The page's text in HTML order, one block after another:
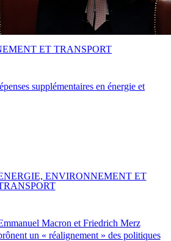
supplémentaires en énergie et
ET TRANSPORT
Macron et Friedrich Merz
un « réalignement » des politiques
ENVIRONNEMENT ET